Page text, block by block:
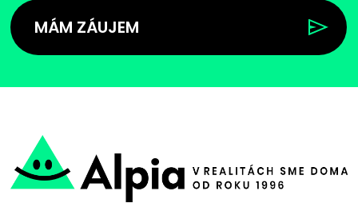
MÁM ZÁUJEM